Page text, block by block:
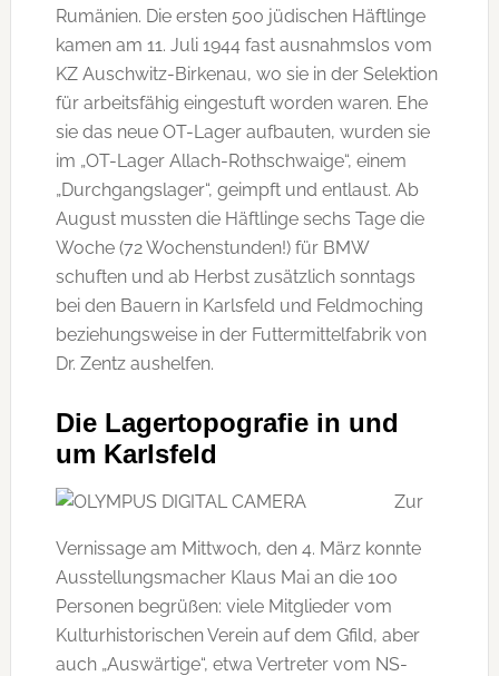
Rumänien. Die ersten 500 jüdischen Häftlinge
kamen am 11. Juli 1944 fast ausnahmslos vom
KZ Auschwitz-Birkenau, wo sie in der Selektion
für arbeitsfähig eingestuft worden waren. Ehe
sie das neue OT-Lager aufbauten, wurden sie
im „OT-Lager Allach-Rothschwaige“, einem
„Durchgangslager“, geimpft und entlaust. Ab
August mussten die Häftlinge sechs Tage die
Woche (72 Wochenstunden!) für BMW
schuften und ab Herbst zusätzlich sonntags
bei den Bauern in Karlsfeld und Feldmoching
beziehungsweise in der Futtermittelfabrik von
Dr. Zentz aushelfen.
Die Lagertopografie in und
um Karlsfeld
Zur
Vernissage am Mittwoch, den 4. März konnte
Ausstellungsmacher Klaus Mai an die 100
Personen begrüßen: viele Mitglieder vom
Kulturhistorischen Verein auf dem Gfild, aber
auch „Auswärtige“, etwa Vertreter vom NS-